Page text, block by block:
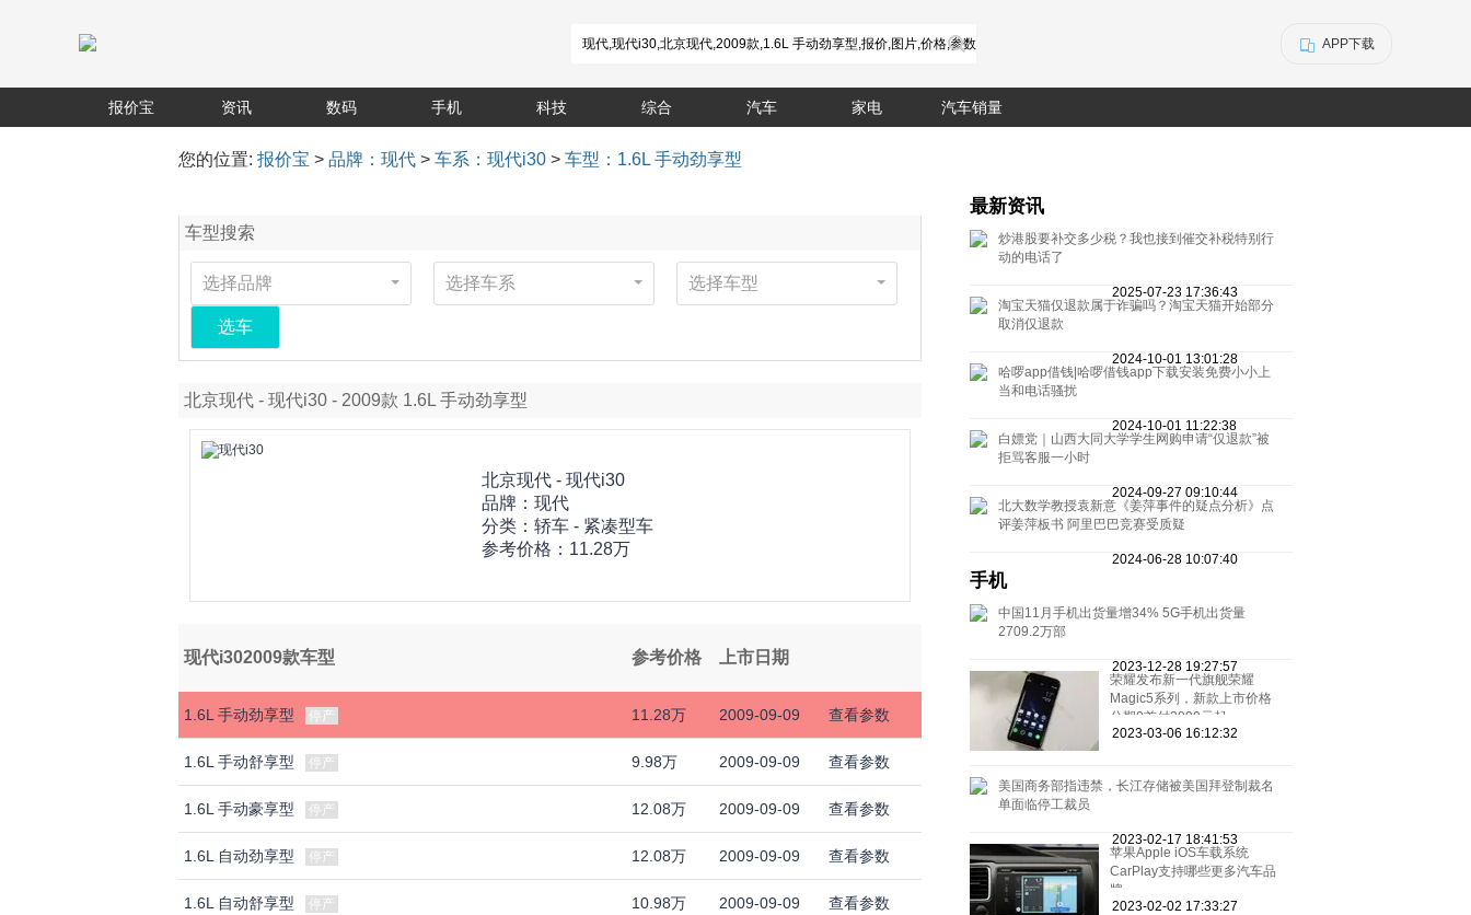
APP下载
报价宝 资讯 数码 手机 科技 综合 汽车 家电 汽车销量
您的位置:报价宝 >品牌：现代 >车系：现代i30 >车型：1.6L 手动劲享型
车型搜索
选择品牌 选择车系 选择车型
选车
北京现代 - 现代i30 - 2009款 1.6L 手动劲享型
北京现代 - 现代i30
品牌： 现代
分类：轿车 - 紧凑型车
参考价格： 11.28万
现代i302009款车型 参考价格 上市日期
1.6L 手动劲享型 停产 11.28万 2009-09-09 查看参数
1.6L 手动舒享型 停产 9.98万 2009-09-09 查看参数
1.6L 手动豪享型 停产 12.08万 2009-09-09 查看参数
1.6L 自动劲享型 停产 12.08万 2009-09-09 查看参数
1.6L 自动舒享型 停产 10.98万 2009-09-09 查看参数
最新资讯
炒港股要补交多少税？我也接到催交补税特别行
动的电话了
2025-07-23 17:36:43
淘宝天猫仅退款属于诈骗吗？淘宝天猫开始部分
取消仅退款
2024-10-01 13:01:28
哈啰app借钱|哈啰借钱app下载安装免费小小上
当和电话骚扰
2024-10-01 11:22:38
白嫖党｜山西大同大学学生网购申请“仅退款”被
拒骂客服一小时
2024-09-27 09:10:44
北大数学教授袁新意《姜萍事件的疑点分析》点
评姜萍板书 阿里巴巴竞赛受质疑
2024-06-28 10:07:40
手机
中国11月手机出货量增34% 5G手机出货量
2709.2万部
2023-12-28 19:27:57
荣耀发布新一代旗舰荣耀
Magic5系列，新款上市价格
分期0首付3999元起
2023-03-06 16:12:32
美国商务部指违禁，长江存储被美国拜登制裁名
单面临停工裁员
2023-02-17 18:41:53
苹果Apple iOS车载系统
CarPlay支持哪些更多汽车品
牌
2023-02-02 17:33:27